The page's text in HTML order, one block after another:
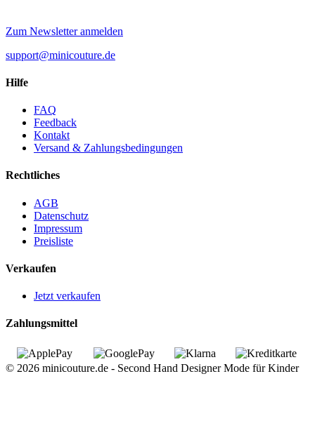
Zum Newsletter anmelden
support@minicouture.de
Hilfe
FAQ
Feedback
Kontakt
Versand & Zahlungsbedingungen
Rechtliches
AGB
Datenschutz
Impressum
Preisliste
Verkaufen
Jetzt verkaufen
Zahlungsmittel
© 2026 minicouture.de - Second Hand Designer Mode für Kinder